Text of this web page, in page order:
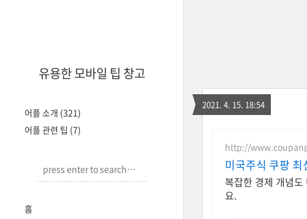
유용한 모바일 팁 창고
어플 소개 (321)
어플 관련 팁 (7)
홈
2021. 4. 15. 18:54
http://
미국주식 쿠팡
복잡한 경제 개념
요.